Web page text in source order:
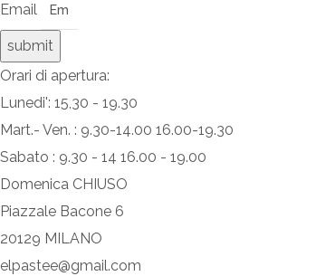
Email
submit
Orari di apertura:
Lunedi': 15,30 - 19.30
Mart.- Ven. : 9.30-14.00 16.00-19.30
Sabato : 9.30 - 14 16.00 - 19.00
Domenica CHIUSO
Piazzale Bacone 6
20129 MILANO
elpastee@gmail.com